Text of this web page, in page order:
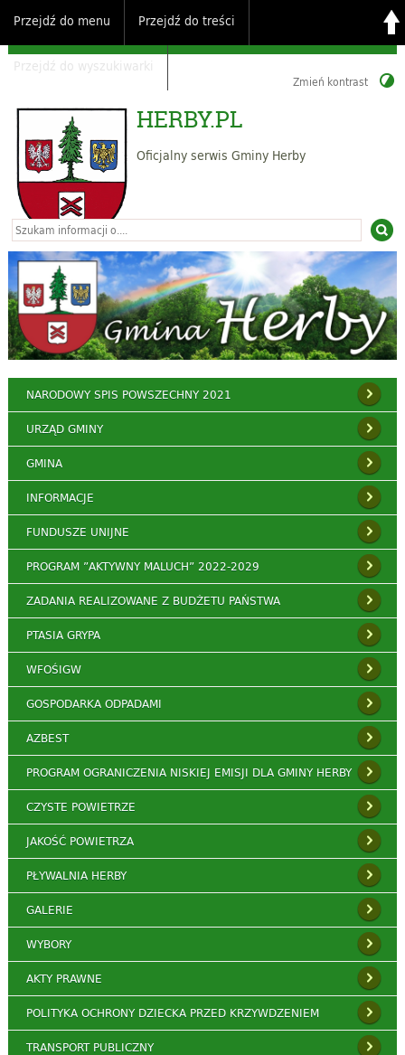
Przejdź do menu Przejdź do treści
Przejdź do wyszukiwarki
Zmień kontrast
HERBY.PL
Oficjalny serwis Gminy Herby
NARODOWY SPIS POWSZECHNY 2021
URZĄD GMINY
GMINA
INFORMACJE
FUNDUSZE UNIJNE
PROGRAM ”AKTYWNY MALUCH” 2022-2029
ZADANIA REALIZOWANE Z BUDŻETU PAŃSTWA
PTASIA GRYPA
WFOŚIGW
GOSPODARKA ODPADAMI
AZBEST
PROGRAM OGRANICZENIA NISKIEJ EMISJI DLA GMINY HERBY
CZYSTE POWIETRZE
JAKOŚĆ POWIETRZA
PŁYWALNIA HERBY
GALERIE
WYBORY
AKTY PRAWNE
POLITYKA OCHRONY DZIECKA PRZED KRZYWDZENIEM
TRANSPORT PUBLICZNY